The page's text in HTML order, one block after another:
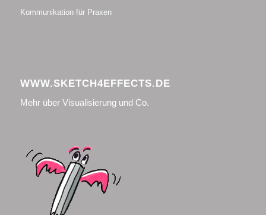
Kommunikation für Praxen
WWW.SKETCH4EFFECTS.DE
Mehr über Visualisierung und Co.